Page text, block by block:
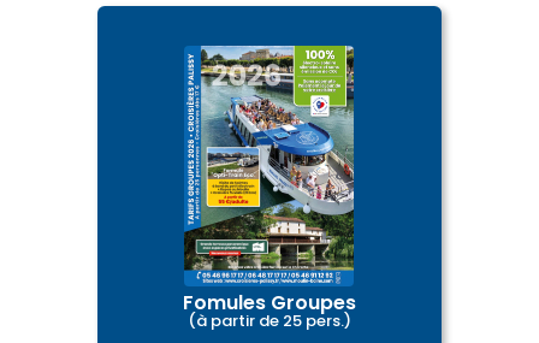
Fomules Groupes
(à partir de 25 pers.)
Formules groupes